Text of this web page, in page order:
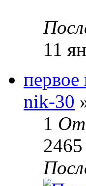
11
первое
nik-30
1
2465